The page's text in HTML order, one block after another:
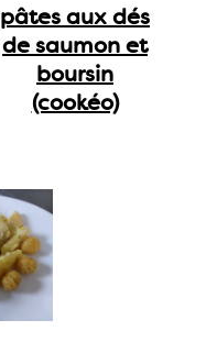
pâtes aux dés
de saumon et
boursin
(cookéo)